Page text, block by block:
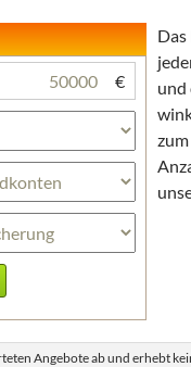
€
und
Angebote ab und erhebt